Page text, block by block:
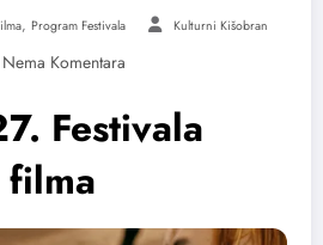
, Program Festivala Kulturni Kišobran
Festivala